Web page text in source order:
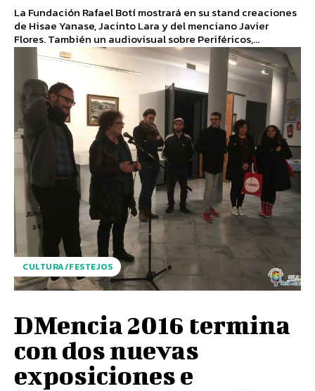
La Fundación Rafael Botí mostrará en su stand creaciones
de Hisae Yanase, Jacinto Lara y del menciano Javier
Flores. También un audiovisual sobre Periféricos,...
CULTURA/FESTEJOS
DMencia 2016 termina
con dos nuevas
exposiciones e